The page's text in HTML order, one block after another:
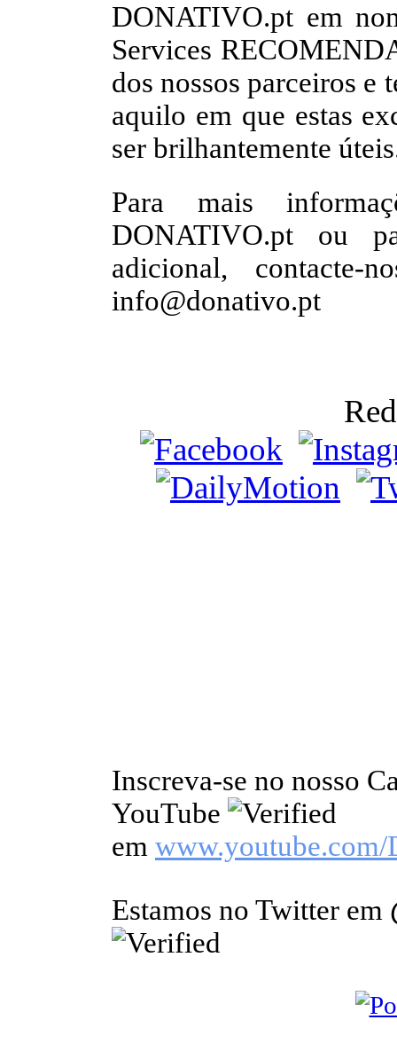
DONATIVO.pt em
Services
dos nossos parceiros e
aquilo em que estas
ser brilhantemente
Para mais
DONATIVO.pt ou
adicional, contacte-
info@donativo.pt
Inscreva-se no nosso
YouTube
em www.youtube.com/
Estamos no Twitter em